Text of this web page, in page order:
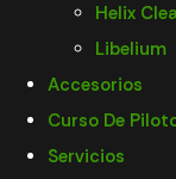
Helix
Libelium
Accesorios
Curso De
Servicios